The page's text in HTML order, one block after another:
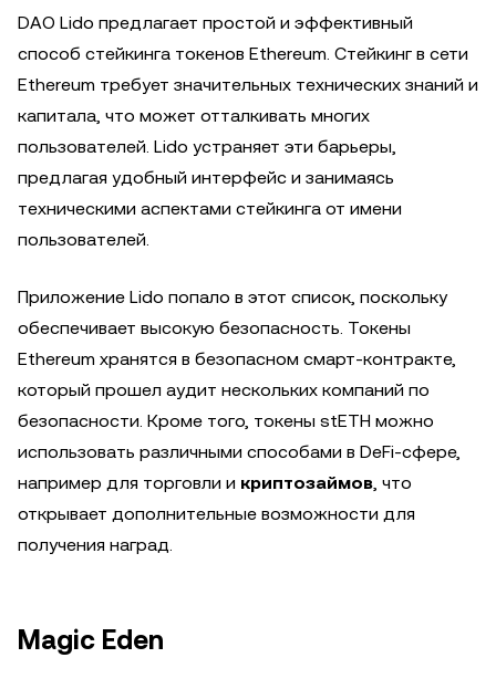
DAO Lido предлагает простой и эффективный
способ стейкинга токенов Ethereum. Стейкинг в сети
Ethereum требует значительных технических знаний и
капитала, что может отталкивать многих
пользователей. Lido устраняет эти барьеры,
предлагая удобный интерфейс и занимаясь
техническими аспектами стейкинга от имени
пользователей.
Приложение Lido попало в этот список, поскольку
обеспечивает высокую безопасность. Токены
Ethereum хранятся в безопасном смарт-контракте,
который прошел аудит нескольких компаний по
безопасности. Кроме того, токены stETH можно
использовать различными способами в DeFi-сфере,
например для торговли и криптозаймов, что
открывает дополнительные возможности для
получения наград.
Magic Eden